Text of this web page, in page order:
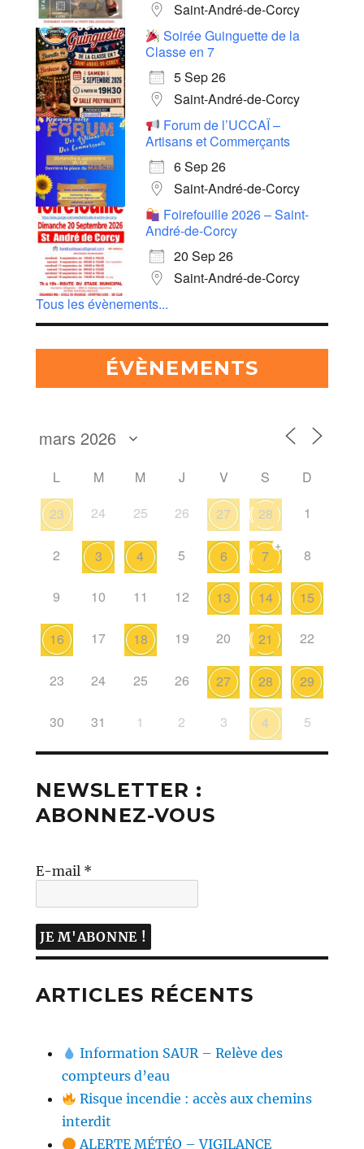
Saint-André-de-Corcy
Soirée Guinguette de la
Classe en 7
5 Sep 26
Saint-André-de-Corcy
Forum de l’UCCAÏ –
Artisans et Commerçants
6 Sep 26
Saint-André-de-Corcy
Foirefouille 2026 – Saint-
André-de-Corcy
20 Sep 26
Saint-André-de-Corcy
Tous les évènements...
ÉVÈNEMENTS
L M M J V S
D
23
24 25 26 27 28 1
2 3 4 5 6 7
+
8
9 10 11 12 13 14 15
16 17 18 19 20 21 22
23 24 25 26 27 28 29
30 31 1 2 3 4 5
NEWSLETTER :
ABONNEZ-VOUS
E-mail *
ARTICLES RÉCENTS
Information SAUR – Relève des
compteurs d’eau
Risque incendie : accès aux chemins
interdit
ALERTE MÉTÉO – VIGILANCE